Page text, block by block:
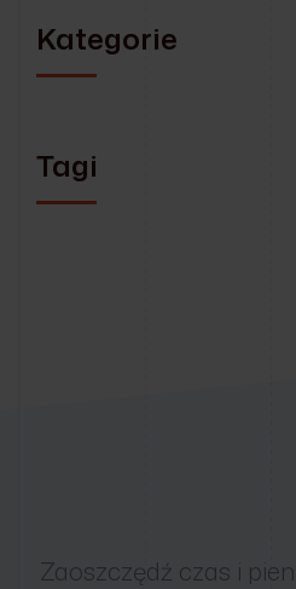
Kategorie
Tagi
Zaoszczędź czas i